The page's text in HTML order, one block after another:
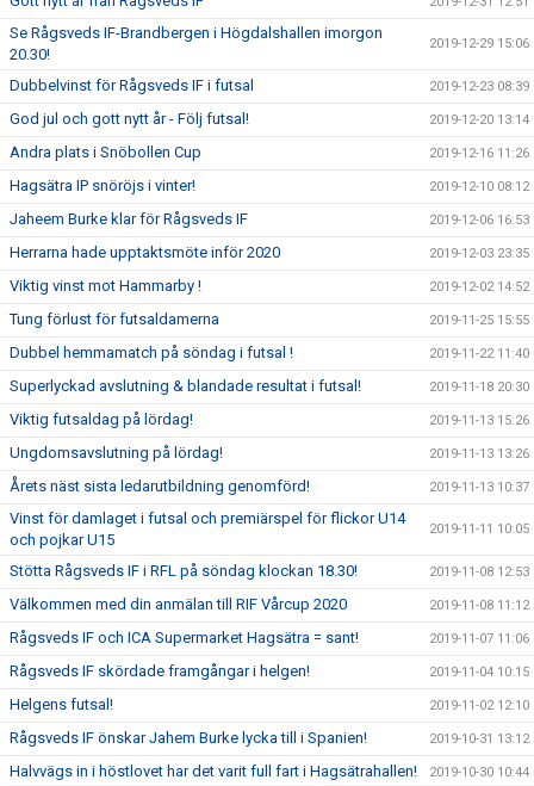
Se Rågsveds IF-Brandbergen i Högdalshallen imorgon
20.30!
2019-12-29 15:06
Dubbelvinst för Rågsveds IF i futsal 2019-12-23 08:39
God jul och gott nytt år - Följ futsal! 2019-12-20 13:14
Andra plats i Snöbollen Cup 2019-12-16 11:26
Hagsätra IP snöröjs i vinter! 2019-12-10 08:12
Jaheem Burke klar för Rågsveds IF 2019-12-06 16:53
Herrarna hade upptaktsmöte inför 2020 2019-12-03 23:35
Viktig vinst mot Hammarby ! 2019-12-02 14:52
Tung förlust för futsaldamerna 2019-11-25 15:55
Dubbel hemmamatch på söndag i futsal ! 2019-11-22 11:40
Superlyckad avslutning & blandade resultat i futsal! 2019-11-18 20:30
Viktig futsaldag på lördag! 2019-11-13 15:26
Ungdomsavslutning på lördag! 2019-11-13 13:26
Årets näst sista ledarutbildning genomförd! 2019-11-13 10:37
Vinst för damlaget i futsal och premiärspel för flickor U14
och pojkar U15
2019-11-11 10:05
Stötta Rågsveds IF i RFL på söndag klockan 18.30! 2019-11-08 12:53
Välkommen med din anmälan till RIF Vårcup 2020 2019-11-08 11:12
Rågsveds IF och ICA Supermarket Hagsätra = sant! 2019-11-07 11:06
Rågsveds IF skördade framgångar i helgen! 2019-11-04 10:15
Helgens futsal! 2019-11-02 12:10
Rågsveds IF önskar Jahem Burke lycka till i Spanien! 2019-10-31 13:12
Halvvägs in i höstlovet har det varit full fart i Hagsätrahallen! 2019-10-30 10:44